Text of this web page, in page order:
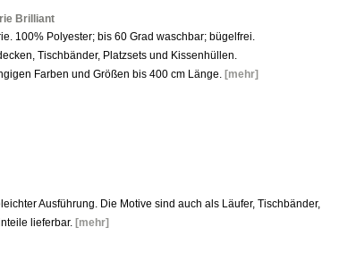
Brilliant
100% Polyester; bis 60 Grad waschbar; bügelfrei.
Tischbänder, Platzsets und Kissenhüllen.
Farben und Größen bis 400 cm Länge. [mehr]
Ausführung. Die Motive sind auch als Läufer, Tischbänder,
lieferbar. [mehr]